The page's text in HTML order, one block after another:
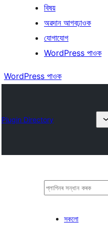
বিষয়
অৱদান আগবঢ়াওক
যোগাযোগ
WordPress পাওক
WordPress পাওক
Plugin Directory
সন্ধান
সকলো